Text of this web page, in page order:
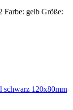
Farbe: gelb Größe: